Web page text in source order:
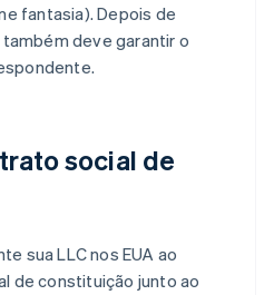
fantasia). Depois de
deve garantir o
social de
sua LLC nos EUA ao
de constituição junto ao